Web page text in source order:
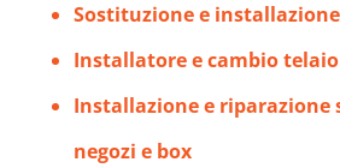
Sostituzione e
Installatore e cambio telaio
Installazione e riparazione
negozi e box